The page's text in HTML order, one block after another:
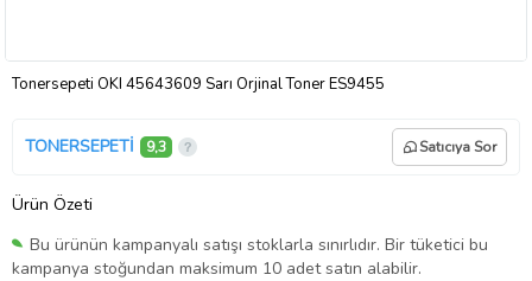
Tonersepeti OKI 45643609 Sarı Orjinal Toner ES9455
TONERSEPETİ 9,3 Satıcıya Sor
Ürün Özeti
Bu ürünün kampanyalı satışı stoklarla sınırlıdır. Bir tüketici bu
kampanya stoğundan maksimum 10 adet satın alabilir.